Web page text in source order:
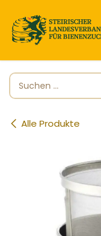
Alle Produkte